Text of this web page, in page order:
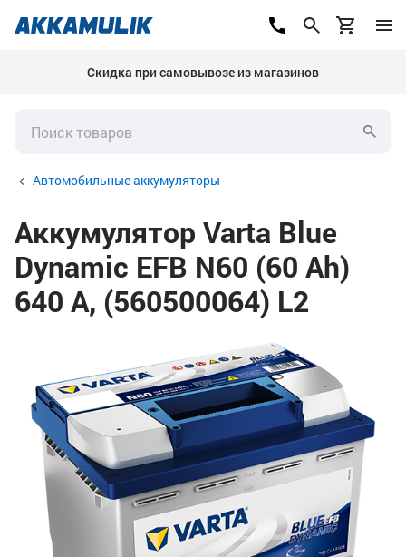
Скидка при самовывозе из магазинов
Автомобильные аккумуляторы
Аккумулятор Varta Blue
Dynamic EFB N60 (60 Ah)
640 А, (560500064) L2